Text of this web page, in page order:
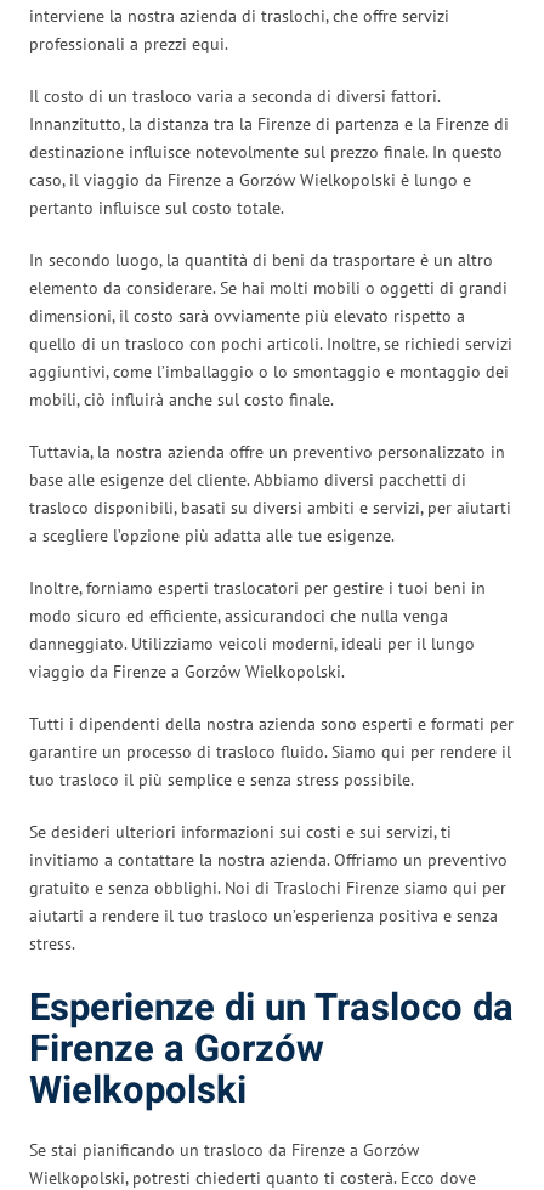
interviene la nostra azienda di traslochi, che offre servizi
professionali a prezzi equi.
Il costo di un trasloco varia a seconda di diversi fattori.
Innanzitutto, la distanza tra la Firenze di partenza e la Firenze di
destinazione influisce notevolmente sul prezzo finale. In questo
caso, il viaggio da Firenze a Gorzów Wielkopolski è lungo e
pertanto influisce sul costo totale.
In secondo luogo, la quantità di beni da trasportare è un altro
elemento da considerare. Se hai molti mobili o oggetti di grandi
dimensioni, il costo sarà ovviamente più elevato rispetto a
quello di un trasloco con pochi articoli. Inoltre, se richiedi servizi
aggiuntivi, come l’imballaggio o lo smontaggio e montaggio dei
mobili, ciò influirà anche sul costo finale.
Tuttavia, la nostra azienda offre un preventivo personalizzato in
base alle esigenze del cliente. Abbiamo diversi pacchetti di
trasloco disponibili, basati su diversi ambiti e servizi, per aiutarti
a scegliere l’opzione più adatta alle tue esigenze.
Inoltre, forniamo esperti traslocatori per gestire i tuoi beni in
modo sicuro ed efficiente, assicurandoci che nulla venga
danneggiato. Utilizziamo veicoli moderni, ideali per il lungo
viaggio da Firenze a Gorzów Wielkopolski.
Tutti i dipendenti della nostra azienda sono esperti e formati per
garantire un processo di trasloco fluido. Siamo qui per rendere il
tuo trasloco il più semplice e senza stress possibile.
Se desideri ulteriori informazioni sui costi e sui servizi, ti
invitiamo a contattare la nostra azienda. Offriamo un preventivo
gratuito e senza obblighi. Noi di Traslochi Firenze siamo qui per
aiutarti a rendere il tuo trasloco un’esperienza positiva e senza
stress.
Esperienze di un Trasloco da
Firenze a Gorzów
Wielkopolski
Se stai pianificando un trasloco da Firenze a Gorzów
Wielkopolski, potresti chiederti quanto ti costerà. Ecco dove